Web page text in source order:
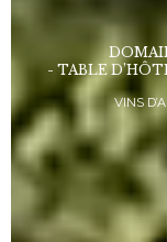
- TABLE
VINS